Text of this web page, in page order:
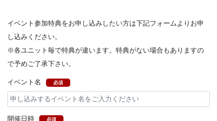
イベント参加特典をお申し込みしたい方は下記フォームよりお申
し込みください。
※各ユニット毎で特典が違います。特典がない場合もありますの
で予めご了承下さい。
イベント名 必須
開催日時 必須